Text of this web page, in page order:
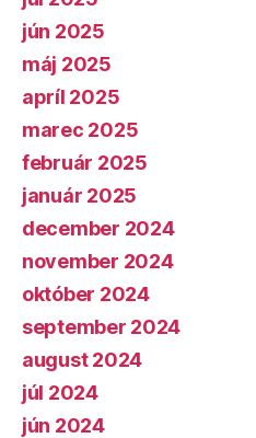
jún 2025
máj 2025
apríl 2025
marec 2025
február 2025
január 2025
december 2024
november 2024
október 2024
september 2024
august 2024
júl 2024
jún 2024